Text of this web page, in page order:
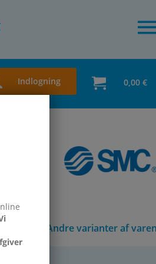
Indlogning 0,00 €
Andre varianter af varen